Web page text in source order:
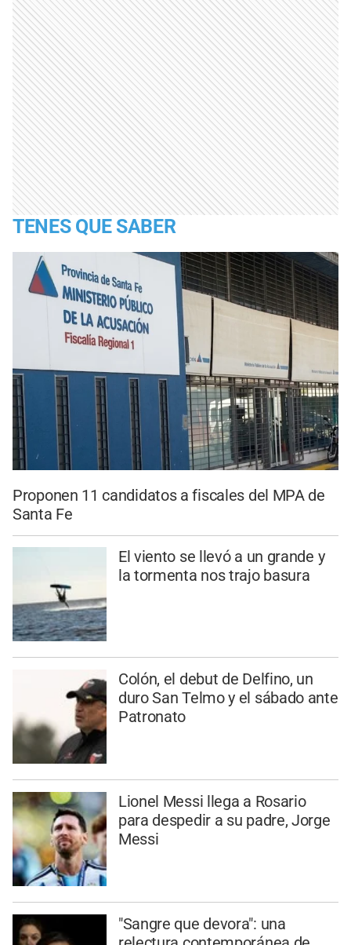
TENES QUE SABER
Proponen 11 candidatos a fiscales del MPA de
Santa Fe
El viento se llevó a un grande y
la tormenta nos trajo basura
Colón, el debut de Delfino, un
duro San Telmo y el sábado ante
Patronato
Lionel Messi llega a Rosario
para despedir a su padre, Jorge
Messi
"Sangre que devora": una